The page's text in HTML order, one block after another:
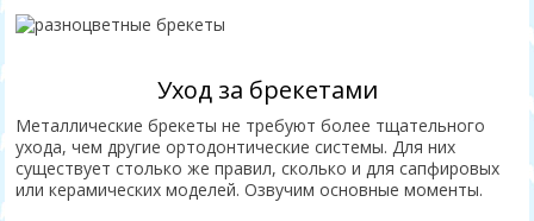
Уход за брекетами
Металлические брекеты не требуют более тщательного
ухода, чем другие ортодонтические системы. Для них
существует столько же правил, сколько и для сапфировых
или керамических моделей. Озвучим основные моменты.